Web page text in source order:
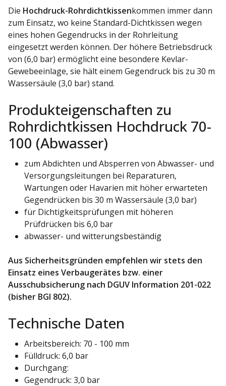
Die Hochdruck-Rohrdichtkissenkommen immer dann
zum Einsatz, wo keine Standard-Dichtkissen wegen
eines hohen Gegendrucks in der Rohrleitung
eingesetzt werden können. Der höhere Betriebsdruck
von (6,0 bar) ermöglicht eine besondere Kevlar-
Gewebeeinlage, sie hält einem Gegendruck bis zu 30 m
Wassersäule (3,0 bar) stand.
Produkteigenschaften zu
Rohrdichtkissen Hochdruck 70-
100 (Abwasser)
zum Abdichten und Absperren von Abwasser- und
Versorgungsleitungen bei Reparaturen,
Wartungen oder Havarien mit höher erwarteten
Gegendrücken bis 30 m Wassersäule (3,0 bar)
für Dichtigkeitsprüfungen mit höheren
Prüfdrücken bis 6,0 bar
abwasser- und witterungsbeständig
Aus Sicherheitsgründen empfehlen wir stets den
Einsatz eines Verbaugerätes bzw. einer
Ausschubsicherung nach DGUV Information 201-022
(bisher BGI 802).
Technische Daten
Arbeitsbereich: 70 - 100 mm
Fülldruck: 6,0 bar
Durchgang:
Gegendruck: 3,0 bar